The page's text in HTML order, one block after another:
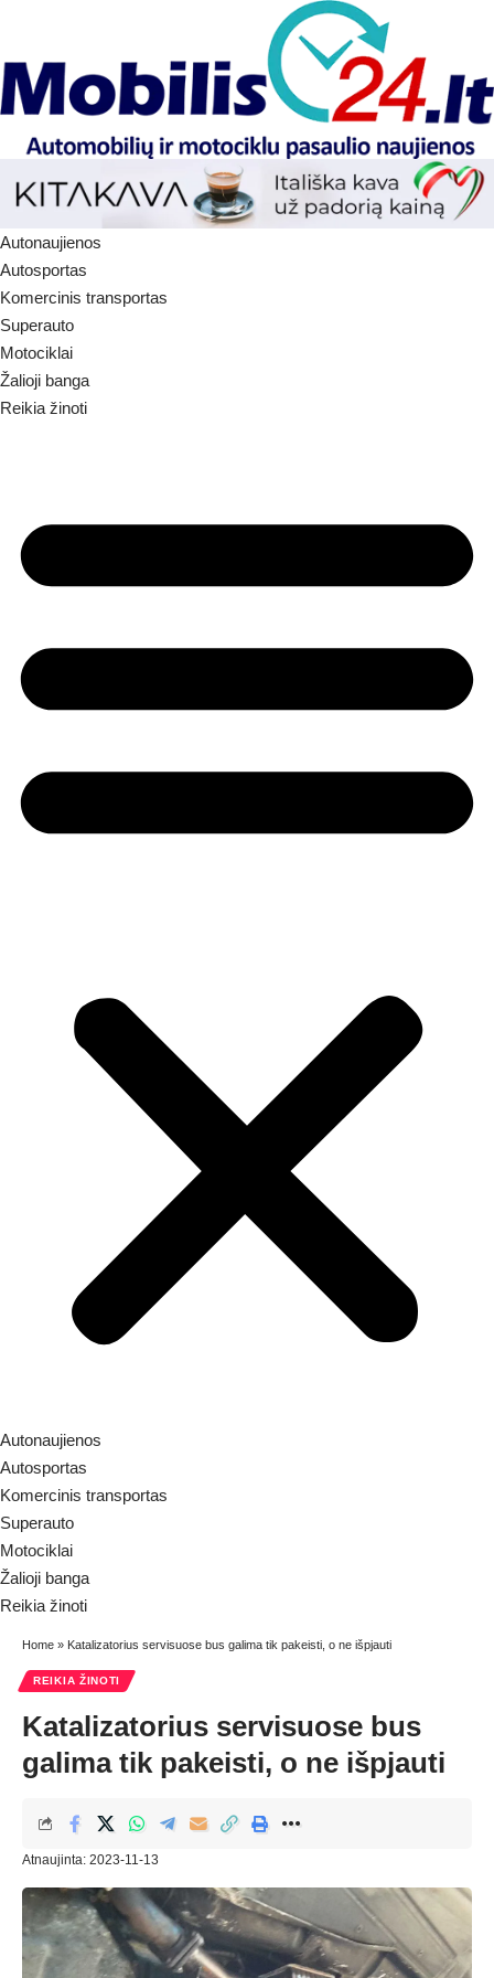
Autonaujienos
Autosportas
Komercinis transportas
Superauto
Motociklai
Žalioji banga
Reikia žinoti
Autonaujienos
Autosportas
Komercinis transportas
Superauto
Motociklai
Žalioji banga
Reikia žinoti
Home » Katalizatorius servisuose bus galima tik pakeisti, o ne išpjauti
REIKIA ŽINOTI
Katalizatorius servisuose bus
galima tik pakeisti, o ne išpjauti
Atnaujinta: 2023-11-13